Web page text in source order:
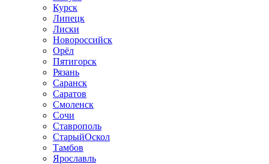
Курск
Липецк
Лиски
Новороссийск
Орёл
Пятигорск
Рязань
Саранск
Саратов
Смоленск
Сочи
Ставрополь
СтарыйОскол
Тамбов
Ярославль